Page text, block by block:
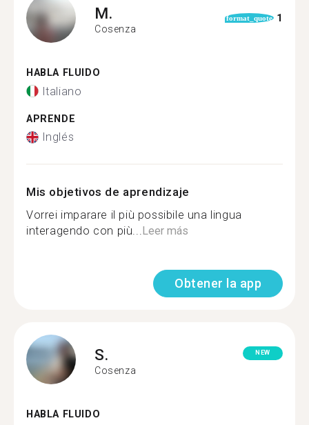
M.
Cosenza
format_quote 1
HABLA FLUIDO
Italiano
APRENDE
Inglés
Mis objetivos de aprendizaje
Vorrei imparare il più possibile una lingua
interagendo con più...Leer más
Obtener la app
S.
Cosenza
NEW
HABLA FLUIDO